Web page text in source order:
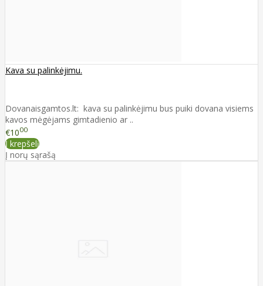
Kava su palinkėjimu.
Dovanaisgamtos.lt: kava su palinkėjimu bus puiki dovana visiems
kavos mėgėjams gimtadienio ar ..
€1000
Į krepšelį
Į norų sąrašą